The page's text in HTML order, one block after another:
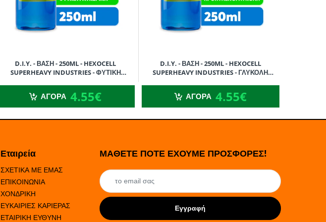
D.I.Y. - ΒΑΣΗ - 250ML - HEXOCELL
SUPERHEAVY INDUSTRIES - ΦΥΤΙΚΗ
4.55€
ΑΓΟΡΑ 4.55€
D.I.Y. - ΒΑΣΗ - 250ML - HEXOCELL
SUPERHEAVY INDUSTRIES - ΓΛΥΚΟΛΗ
4.55€
ΑΓΟΡΑ 4.55€
Εταιρεία
ΣΧΕΤΙΚΑ ΜΕ ΕΜΑΣ
ΕΠΙΚΟΙΝΩΝΙΑ
ΧΟΝΔΡΙΚΗ
ΕΥΚΑΙΡΙΕΣ ΚΑΡΙΕΡΑΣ
ΕΤΑΙΡΙΚΗ ΕΥΘΥΝΗ
ΜΑΘΕΤΕ ΠΟΤΕ ΕΧΟΥΜΕ ΠΡΟΣΦΟΡΕΣ!
Εγγραφή